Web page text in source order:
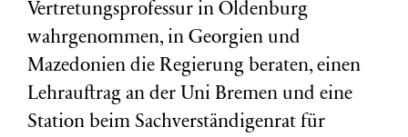
Vertretungsprofessur in Oldenburg
wahrgenommen, in Georgien und
Mazedonien die Regierung beraten, einen
Lehrauftrag an der Uni Bremen und eine
Station beim Sachverständigenrat für